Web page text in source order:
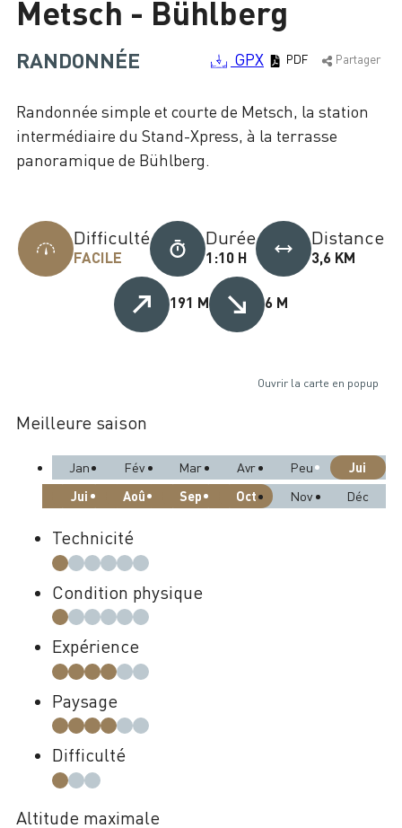
Metsch - Bühlberg
RANDONNÉE GPX PDF Partager
Randonnée simple et courte de Metsch, la station
intermédiaire du Stand-Xpress, à la terrasse
panoramique de Bühlberg.
Difficulté
FACILE
Durée
1:10 H
Distance
3,6 KM
191 M 6 M
Ouvrir la carte en popup
Meilleure saison
Jan Fév Mar Avr Peu
Jui
Jui
Aoû Sep Oct Nov Déc
Technicité
Condition physique
Expérience
Paysage
Difficulté
Altitude maximale